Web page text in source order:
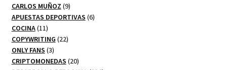
productos
CARLOS MUÑOZ 99
productos
APUESTAS DEPORTIVAS 66
COCINA 1111
productos
COPYWRITING 2222
ONLY FANS 33
productos
CRIPTOMONEDAS 2020